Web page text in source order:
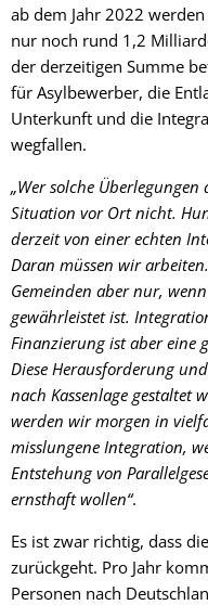
ab dem Jahr 2022
nur noch rund 1,2
der derzeitigen Summe
für Asylbewerber, die
Unterkunft und die
wegfallen.
„Wer solche
Situation vor Ort nicht.
derzeit von einer echten
Daran müssen wir
Gemeinden aber nur,
gewährleistet ist.
Finanzierung ist aber eine
Diese Herausforderung
nach Kassenlage gestaltet
werden wir morgen in
misslungene Integration,
Entstehung von
ernsthaft wollen“.
Es ist zwar richtig, dass
zurückgeht. Pro Jahr
Personen nach